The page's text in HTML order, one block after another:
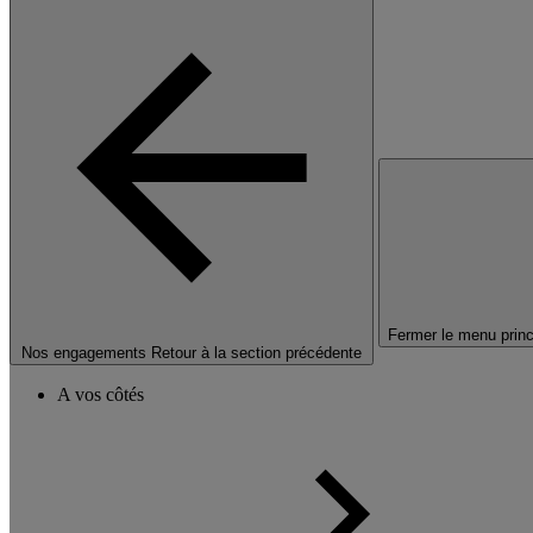
Nos engagements Retour à la section précédente
Fermer le menu
A vos côtés